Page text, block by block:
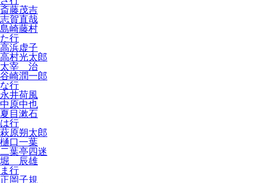
斎藤茂吉
志賀直哉
島崎藤村
た行
高浜虚子
高村光太郎
太宰 治
谷崎潤一郎
な行
永井荷風
中原中也
夏目漱石
は行
萩原朔太郎
樋口一葉
二葉亭四迷
堀 辰雄
ま行
正岡子規